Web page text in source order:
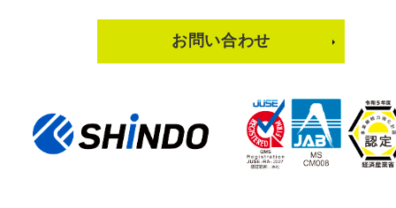
お問い合わせ